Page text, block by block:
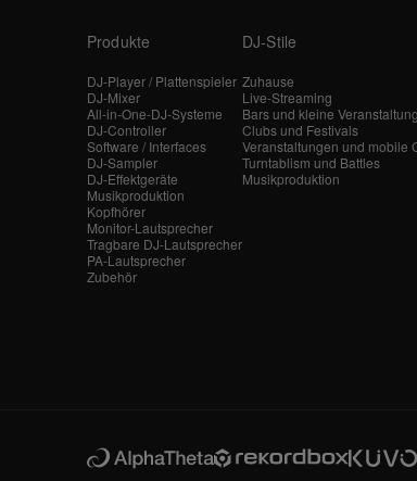
Produkte
DJ-Player / Plattenspieler
DJ-Mixer
All-in-One-DJ-Systeme
DJ-Controller
Software / Interfaces
DJ-Sampler
DJ-Effektgeräte
Musikproduktion
Kopfhörer
Monitor-Lautsprecher
Tragbare DJ-Lautsprecher
PA-Lautsprecher
Zubehör
DJ-Stile
Zuhause
Live-Streaming
Bars und kleine
Clubs und Festivals
Veranstaltungen und mobile
Turntablism und Battles
Musikproduktion